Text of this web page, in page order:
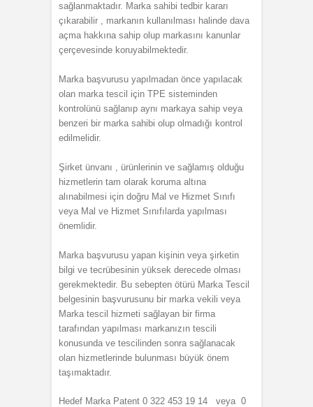
sağlanmaktadır. Marka sahibi tedbir kararı
çıkarabilir , markanın kullanılması halinde dava
açma hakkına sahip olup markasını kanunlar
çerçevesinde koruyabilmektedir.
Marka başvurusu yapılmadan önce yapılacak
olan marka tescil için TPE sisteminden
kontrolünü sağlanıp aynı markaya sahip veya
benzeri bir marka sahibi olup olmadığı kontrol
edilmelidir.
Şirket ünvanı , ürünlerinin ve sağlamış olduğu
hizmetlerin tam olarak koruma altına
alınabilmesi için doğru Mal ve Hizmet Sınıfı
veya Mal ve Hizmet Sınıfılarda yapılması
önemlidir.
Marka başvurusu yapan kişinin veya şirketin
bilgi ve tecrübesinin yüksek derecede olması
gerekmektedir. Bu sebepten ötürü Marka Tescil
belgesinin başvurusunu bir marka vekili veya
Marka tescil hizmeti sağlayan bir firma
tarafından yapılması markanızın tescili
konusunda ve tescilinden sonra sağlanacak
olan hizmetlerinde bulunması büyük önem
taşımaktadır.
Hedef Marka Patent 0 322 453 19 14 veya 0